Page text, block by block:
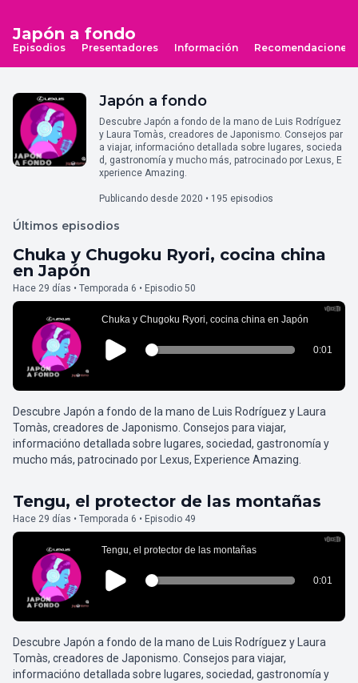
Japón a fondo
Episodios Presentadores Información Recomendaciones
Japón a fondo
Descubre Japón a fondo de la mano de Luis Rodríguez
y Laura Tomàs, creadores de Japonismo. Consejos par
a viajar, informacióno detallada sobre lugares, socieda
d, gastronomía y mucho más, patrocinado por Lexus, E
xperience Amazing.
Publicando desde 2020 • 195 episodios
Últimos episodios
Chuka y Chugoku Ryori, cocina china
en Japón
Hace 29 días • Temporada 6 • Episodio 50
Descubre Japón a fondo de la mano de Luis Rodríguez y Laura
Tomàs, creadores de Japonismo. Consejos para viajar,
informacióno detallada sobre lugares, sociedad, gastronomía y
mucho más, patrocinado por Lexus, Experience Amazing.
Tengu, el protector de las montañas
Hace 29 días • Temporada 6 • Episodio 49
Descubre Japón a fondo de la mano de Luis Rodríguez y Laura
Tomàs, creadores de Japonismo. Consejos para viajar,
informacióno detallada sobre lugares, sociedad, gastronomía y